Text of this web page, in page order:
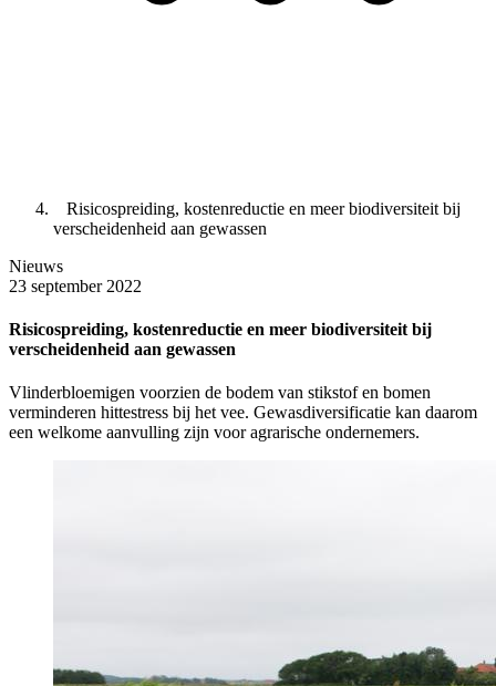
Risicospreiding, kostenreductie en meer biodiversiteit bij
verscheidenheid aan gewassen
Nieuws
23 september 2022
Risicospreiding, kostenreductie en meer biodiversiteit bij
verscheidenheid aan gewassen
Vlinderbloemigen voorzien de bodem van stikstof en bomen
verminderen hittestress bij het vee. Gewasdiversificatie kan daarom
een welkome aanvulling zijn voor agrarische ondernemers.